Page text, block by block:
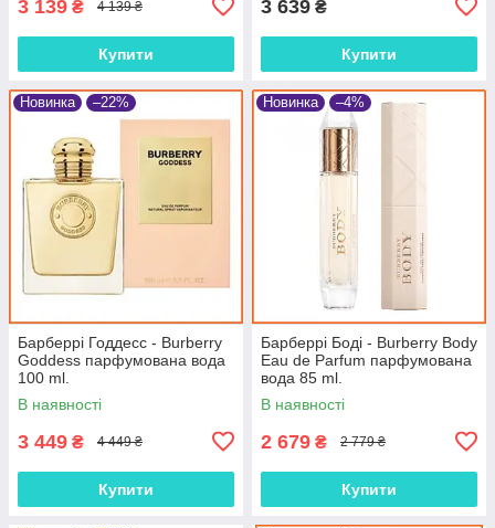
3 139 ₴ 4 139 ₴
Купити
3 639 ₴
Купити
Новинка –22%
Барберрі Годдесс - Burberry
Goddess парфумована вода
100 ml.
В наявності
3 449 ₴ 4 449 ₴
Купити
Новинка –4%
Барберрі Боді - Burberry Body
Eau de Parfum парфумована
вода 85 ml.
В наявності
2 679 ₴ 2 779 ₴
Купити